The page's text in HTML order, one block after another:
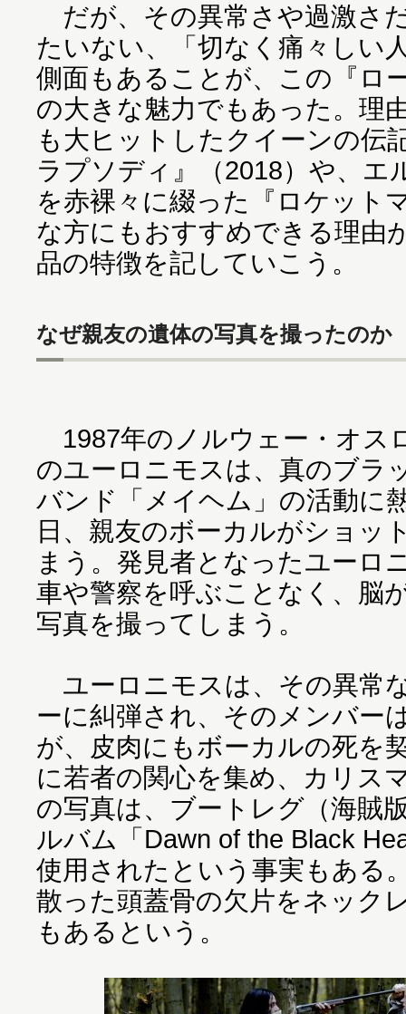
だが、その異常さや過激さ
たいない、「切なく痛々しい
側面もあることが、この『ロ
の大きな魅力でもあった。理
も大ヒットしたクイーンの伝
ラプソディ』（2018）や、エ
を赤裸々に綴った『ロケット
な方にもおすすめできる理由
品の特徴を記していこう。
なぜ親友の遺体の写真を撮ったのか
1987年のノルウェー・オス
のユーロニモスは、真のブラ
バンド「メイヘム」の活動に
日、親友のボーカルがショッ
まう。発見者となったユーロ
車や警察を呼ぶことなく、脳
写真を撮ってしまう。
ユーロニモスは、その異常
ーに糾弾され、そのメンバー
が、皮肉にもボーカルの死を
に若者の関心を集め、カリス
の写真は、ブートレグ（海賊
ルバム「Dawn of the Black
使用されたという事実もある
散った頭蓋骨の欠片をネック
もあるという。